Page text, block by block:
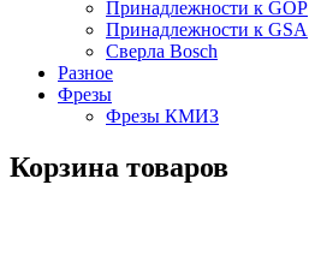
Принадлежности к GOP
Принадлежности к GSA
Сверла Bosch
Разное
Фрезы
Фрезы КМИЗ
Корзина товаров